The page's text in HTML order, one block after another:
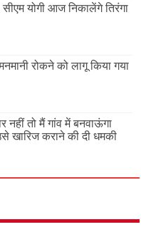
योगी आज निकालेंगे तिरंगा
रोकने को लागू किया गया
नहीं तो मैं गांव में बनवाऊंगा
खारिज कराने की दी धमकी